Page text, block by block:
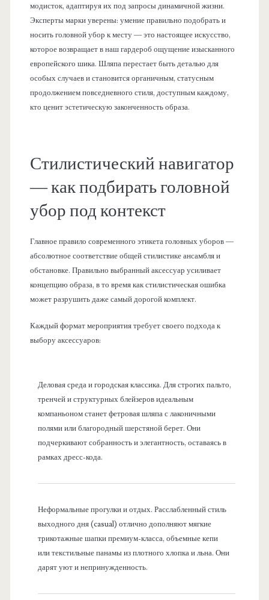
модисток, адаптируя их под запросы динамичной жизни.
Эксперты марки уверены: умение правильно подобрать и
носить головной убор к месту — это настоящее искусство,
которое возвращает в наш гардероб ощущение изысканного
европейского шика. Шляпа перестает быть деталью для
особых случаев и становится органичным, статусным
продолжением повседневного стиля, доступным каждому,
кто ценит эстетическую законченность образа.
Стилистический навигатор
— как подбирать головной
убор под контекст
Главное правило современного этикета головных уборов —
абсолютное соответствие общей стилистике ансамбля и
обстановке. Правильно выбранный аксессуар усиливает
концепцию образа, в то время как стилистическая ошибка
может разрушить даже самый дорогой комплект.
Каждый формат мероприятия требует своего подхода к
выбору аксессуаров:
Деловая среда и городская классика. Для строгих пальто,
тренчей и структурных блейзеров идеальным
компаньоном станет фетровая шляпа с лаконичными
полями или благородный шерстяной берет. Они
подчеркивают собранность и элегантность, оставаясь в
рамках дресс-кода.
Неформальные прогулки и отдых. Расслабленный стиль
выходного дня (casual) отлично дополняют мягкие
трикотажные шапки премиум-класса, объемные кепи
или текстильные панамы из плотного хлопка и льна. Они
дарят уют и непринужденность.